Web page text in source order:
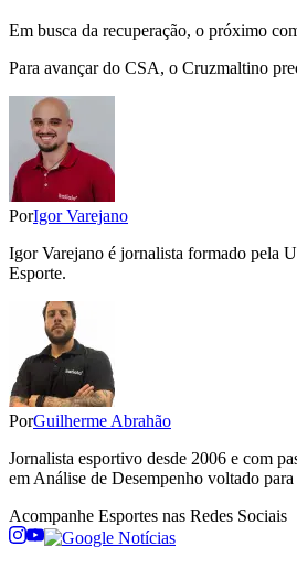
Em busca da recuperação, o próximo
Para avançar do CSA, o Cruzmaltino
PorIgor Varejano
Igor Varejano é jornalista formado pela
Esporte.
PorGuilherme Abrahão
Jornalista esportivo desde 2006 e com
em Análise de Desempenho voltado para
Acompanhe Esportes nas Redes Sociais